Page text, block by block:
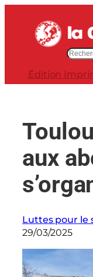
contenu
e
Édition
aux
Luttes pour le
29/03/2025